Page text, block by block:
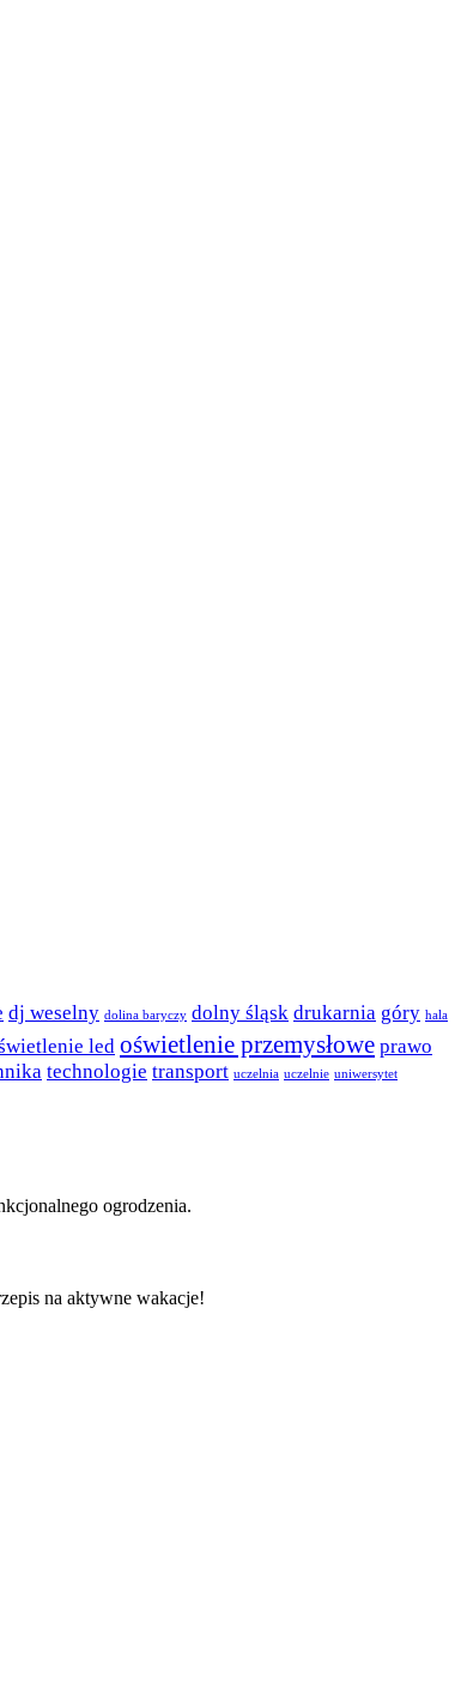
dj weselny dolina baryczy dolny śląsk drukarnia góry hala
led oświetlenie przemysłowe prawo
technologie transport uczelnia uczelnie uniwersytet
ogrodzenia.
na aktywne wakacje!